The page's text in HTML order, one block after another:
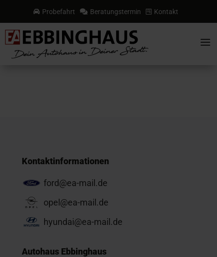
 Probefahrt  Beratungstermin  Kontakt
a
Kontaktinformationen
ford@ea-mail.de
opel@ea-mail.de
hyundai@ea-mail.de
Autohaus Ebbinghaus